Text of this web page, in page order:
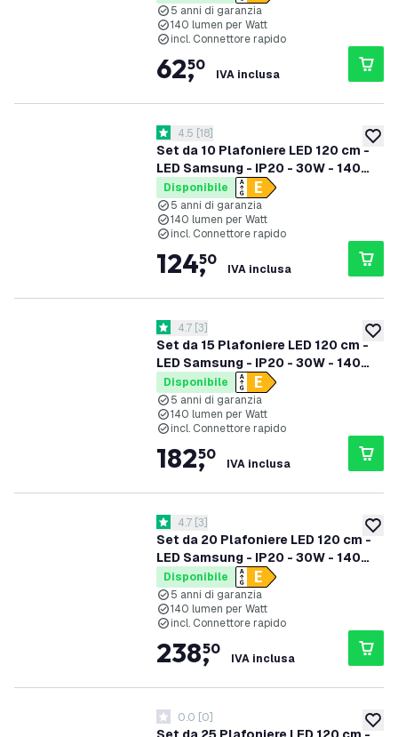
5 anni di garanzia
140 lumen per Watt
incl. Connettore rapido
62,
50
IVA inclusa
Set da 10 Plafoniere LED 120 cm -
LED Samsung - IP20 - 30W - 140
lm/W - 6500K - 5 anni di garanzia
apri il cassetto delle recensioni
4.5 stelle di valutazione
4.5 [18]
Disponibile
5 anni di garanzia
140 lumen per Watt
incl. Connettore rapido
124,
50
IVA inclusa
Set da 15 Plafoniere LED 120 cm -
LED Samsung - IP20 - 30W - 140
lm/W - 6500K - 5 anni di garanzia
apri il cassetto delle recensioni
4.7 stelle di valutazione
4.7 [3]
Disponibile
5 anni di garanzia
140 lumen per Watt
incl. Connettore rapido
182,
50
IVA inclusa
Set da 20 Plafoniere LED 120 cm -
LED Samsung - IP20 - 30W - 140
lm/W - 6500K - 5 anni di garanzia
apri il cassetto delle recensioni
4.7 stelle di valutazione
4.7 [3]
Disponibile
5 anni di garanzia
140 lumen per Watt
incl. Connettore rapido
238,
50
IVA inclusa
0 stelle di valutazione
0.0 [0]